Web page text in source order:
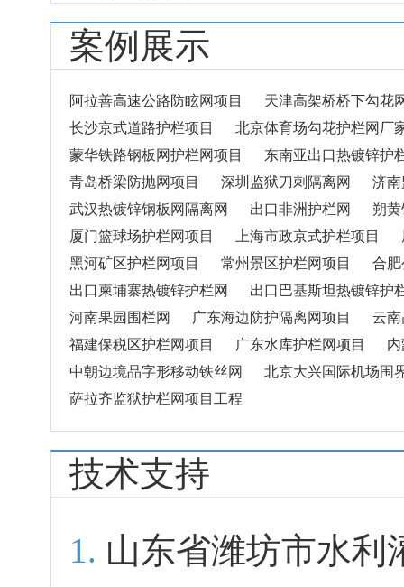
案例展示
阿拉善高速公路防眩网项目
天津高架桥桥下勾花
长沙京式道路护栏项目
北京体育场勾花护栏网厂
蒙华铁路钢板网护栏网项目
东南亚出口热镀锌护
青岛桥梁防抛网项目
深圳监狱刀刺隔离网
济
武汉热镀锌钢板网隔离网
出口非洲护栏网
朔
厦门篮球场护栏网项目
上海市政京式护栏项目
黑河矿区护栏网项目
常州景区护栏网项目
合
出口柬埔寨热镀锌护栏网
出口巴基斯坦热镀锌护
河南果园围栏网
广东海边防护隔离网项目
云
福建保税区护栏网项目
广东水库护栏网项目
中朝边境品字形移动铁丝网
北京大兴国际机场围
萨拉齐监狱护栏网项目工程
技术支持
山东省潍坊市水利